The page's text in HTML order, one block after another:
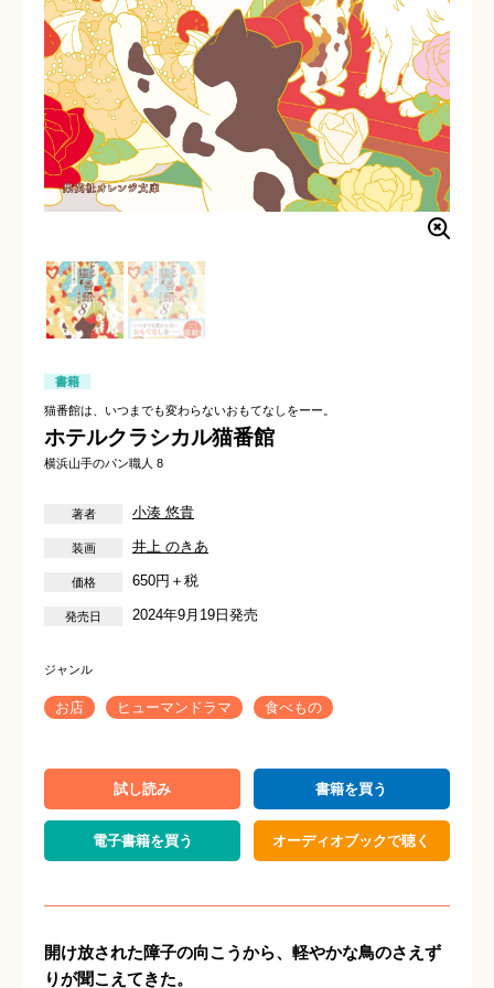
書籍
猫番館は、いつまでも変わらないおもてなしをーー。
ホテルクラシカル猫番館
横浜山手のパン職人 8
小湊 悠貴
井上 のきあ
650円＋税
2024年9月19日発売
お店 ヒューマンドラマ 食べもの
試し読み 書籍を買う
電子書籍を買う オーディオブックで聴く
開け放された障子の向こうから、軽やかな鳥のさえず
りが聞こえてきた。